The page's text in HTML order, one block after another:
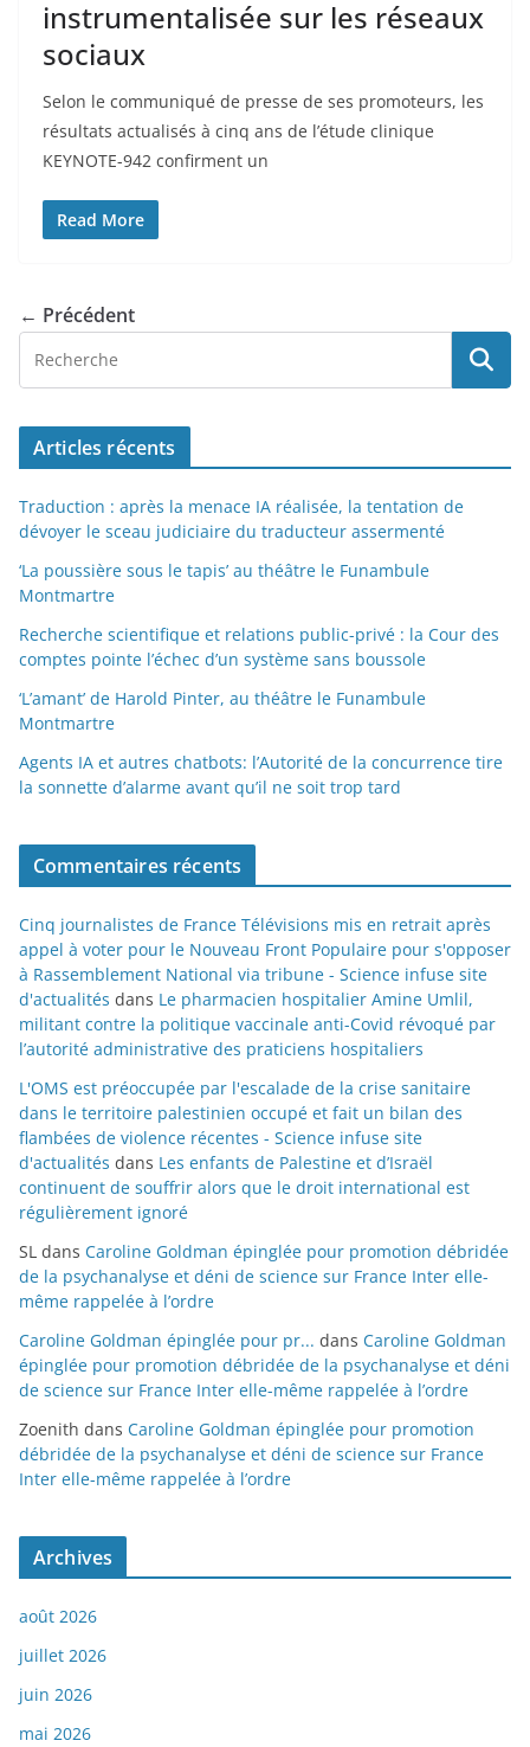
instrumentalisée sur les réseaux
sociaux
Selon le communiqué de presse de ses promoteurs, les
résultats actualisés à cinq ans de l’étude clinique
KEYNOTE-942 confirment un
Read More
← Précédent
Articles récents
Traduction : après la menace IA réalisée, la tentation de
dévoyer le sceau judiciaire du traducteur assermenté
‘La poussière sous le tapis’ au théâtre le Funambule
Montmartre
Recherche scientifique et relations public-privé : la Cour des
comptes pointe l’échec d’un système sans boussole
‘L’amant’ de Harold Pinter, au théâtre le Funambule
Montmartre
Agents IA et autres chatbots: l’Autorité de la concurrence tire
la sonnette d’alarme avant qu’il ne soit trop tard
Commentaires récents
Cinq journalistes de France Télévisions mis en retrait après
appel à voter pour le Nouveau Front Populaire pour s'opposer
à Rassemblement National via tribune - Science infuse site
d'actualités dans Le pharmacien hospitalier Amine Umlil,
militant contre la politique vaccinale anti-Covid révoqué par
l’autorité administrative des praticiens hospitaliers
L'OMS est préoccupée par l'escalade de la crise sanitaire
dans le territoire palestinien occupé et fait un bilan des
flambées de violence récentes - Science infuse site
d'actualités dans Les enfants de Palestine et d’Israël
continuent de souffrir alors que le droit international est
régulièrement ignoré
SL dans Caroline Goldman épinglée pour promotion débridée
de la psychanalyse et déni de science sur France Inter elle-
même rappelée à l’ordre
Caroline Goldman épinglée pour pr... dans Caroline Goldman
épinglée pour promotion débridée de la psychanalyse et déni
de science sur France Inter elle-même rappelée à l’ordre
Zoenith dans Caroline Goldman épinglée pour promotion
débridée de la psychanalyse et déni de science sur France
Inter elle-même rappelée à l’ordre
Archives
août 2026
juillet 2026
juin 2026
mai 2026